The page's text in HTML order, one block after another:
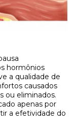
hormônios
a qualidade de
causados
ou eliminados.
apenas por
a efetividade do